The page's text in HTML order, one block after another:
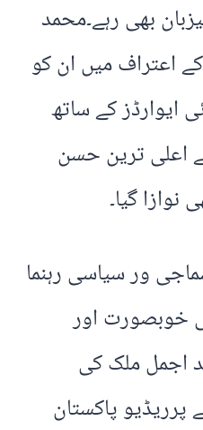
بھی رہے۔محمد
اعتراف میں ان کو
ایوارڈز کے ساتھ
اعلی ترین حسن
گیا۔
ور سیاسی رہنما
خوبصورت اور
اجمل ملک کی
پاکستان